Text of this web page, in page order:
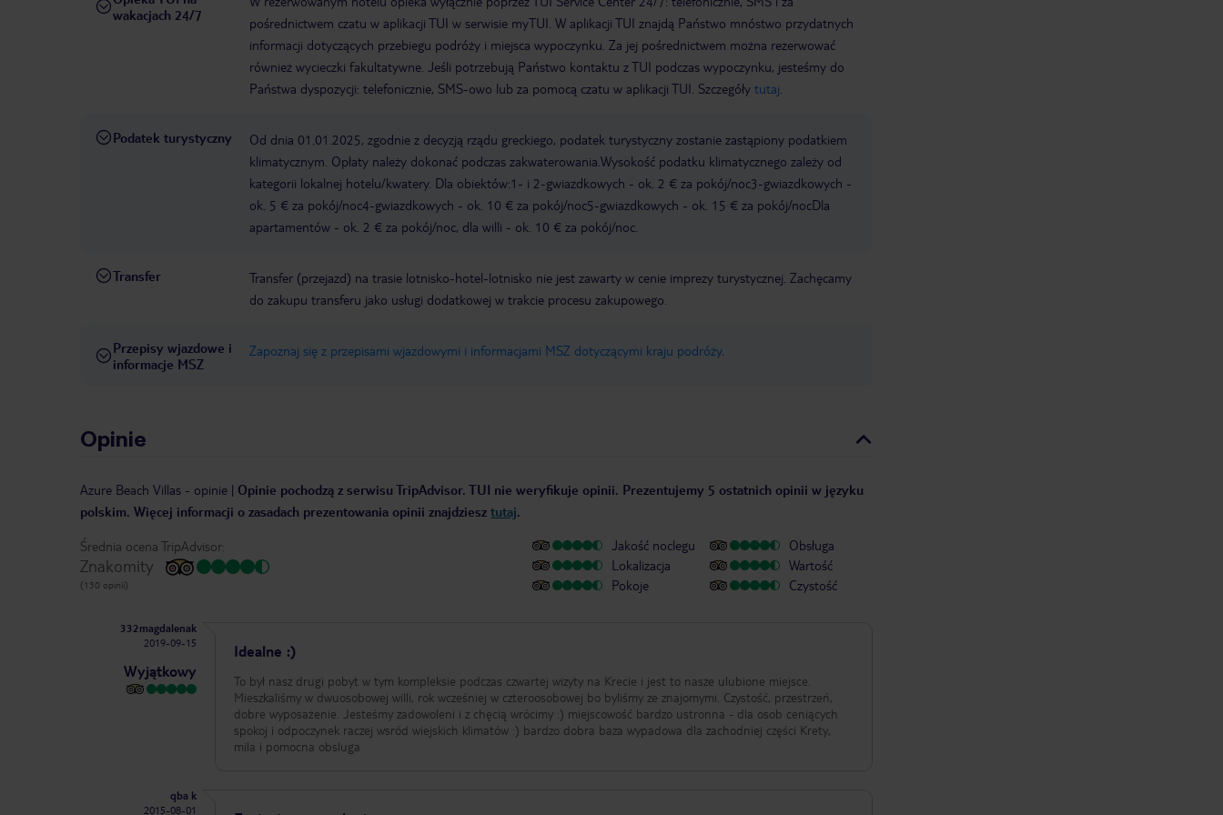
wakacjach 24/7
pośrednictwem czatu w aplikacji TUI w serwisie myTUI. W aplikacji TUI znajdą Państwo mnóstwo przydatnych
informacji dotyczących przebiegu podróży i miejsca wypoczynku. Za jej pośrednictwem można rezerwować
również wycieczki fakultatywne. Jeśli potrzebują Państwo kontaktu z TUI podczas wypoczynku, jesteśmy do
Państwa dyspozycji: telefonicznie, SMS-owo lub za pomocą czatu w aplikacji TUI. Szczegóły tutaj
Podatek turystyczny
Od dnia 01.01.2025, zgodnie z decyzją rządu greckiego, podatek turystyczny zostanie zastąpiony podatkiem
klimatycznym. Opłaty należy dokonać podczas zakwaterowania.Wysokość podatku klimatycznego zależy od
kategorii lokalnej hotelu/kwatery. Dla obiektów:1- i 2-gwiazdkowych - ok. 2 € za pokój/noc3-gwiazdkowych -
ok. 5 € za pokój/noc4-gwiazdkowych - ok. 10 € za pokój/noc5-gwiazdkowych - ok. 15 € za pokój/nocDla
apartamentów - ok. 2 € za pokój/noc, dla willi - ok. 10 € za pokój/noc.
Transfer
Transfer (przejazd) na trasie lotnisko-hotel-lotnisko nie jest zawarty w cenie imprezy turystycznej. Zachęcamy
do zakupu transferu jako usługi dodatkowej w trakcie procesu zakupowego.
Przepisy wjazdowe i
informacje MSZ
Zapoznaj się z przepisami wjazdowymi i informacjami MSZ dotyczącymi kraju podróży.
Opinie
Azure Beach Villas - opinie | Opinie pochodzą z serwisu TripAdvisor. TUI nie weryfikuje opinii. Prezentujemy 5 ostatnich opinii w języku
polskim. Więcej informacji o zasadach prezentowania opinii znajdziesz tutaj.
Średnia ocena TripAdvisor:
Znakomity
(130 opinii)
Jakość noclegu
Lokalizacja
Pokoje
Obsługa
Wartość
Czystość
332magdalenak
2019-09-15
Wyjątkowy
Idealne :)
To był nasz drugi pobyt w tym kompleksie podczas czwartej wizyty na Krecie i jest to nasze ulubione miejsce.
Mieszkaliśmy w dwuosobowej willi, rok wcześniej w czteroosobowej bo byliśmy ze znajomymi. Czystość, przestrzeń,
dobre wyposażenie. Jesteśmy zadowoleni i z chęcią wrócimy :) miejscowość bardzo ustronna - dla osob ceniących
spokoj i odpoczynek raczej wsród wiejskich klimatów :) bardzo dobra baza wypadowa dla zachodniej części Krety,
mila i pomocna obsluga
qba k
2015-08-01